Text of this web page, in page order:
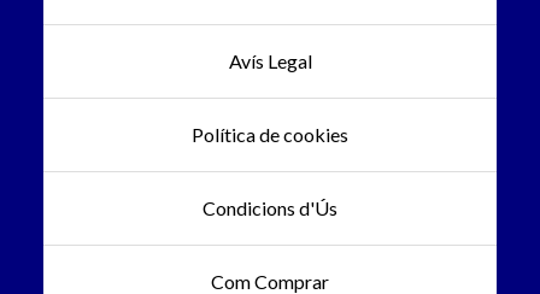
Avís Legal
Política de cookies
Condicions d'Ús
Com Comprar